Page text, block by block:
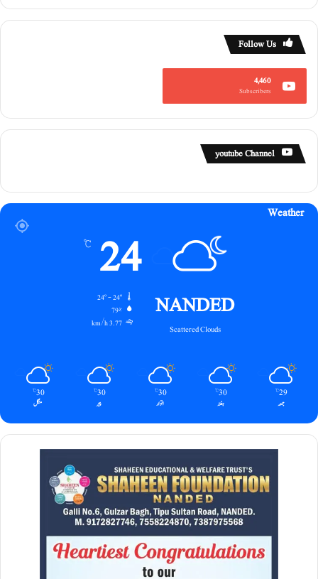
Follow Us
4,460
Subscribers
youtube Channel
Weather
NANDED
Scattered Clouds
24
℃
79%
3.77 km/h
29
℃
جمعہ
30
℃
ہفتہ
30
℃
اتوار
30
℃
پیر
30
℃
منگل